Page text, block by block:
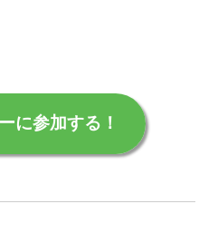
に参加する！